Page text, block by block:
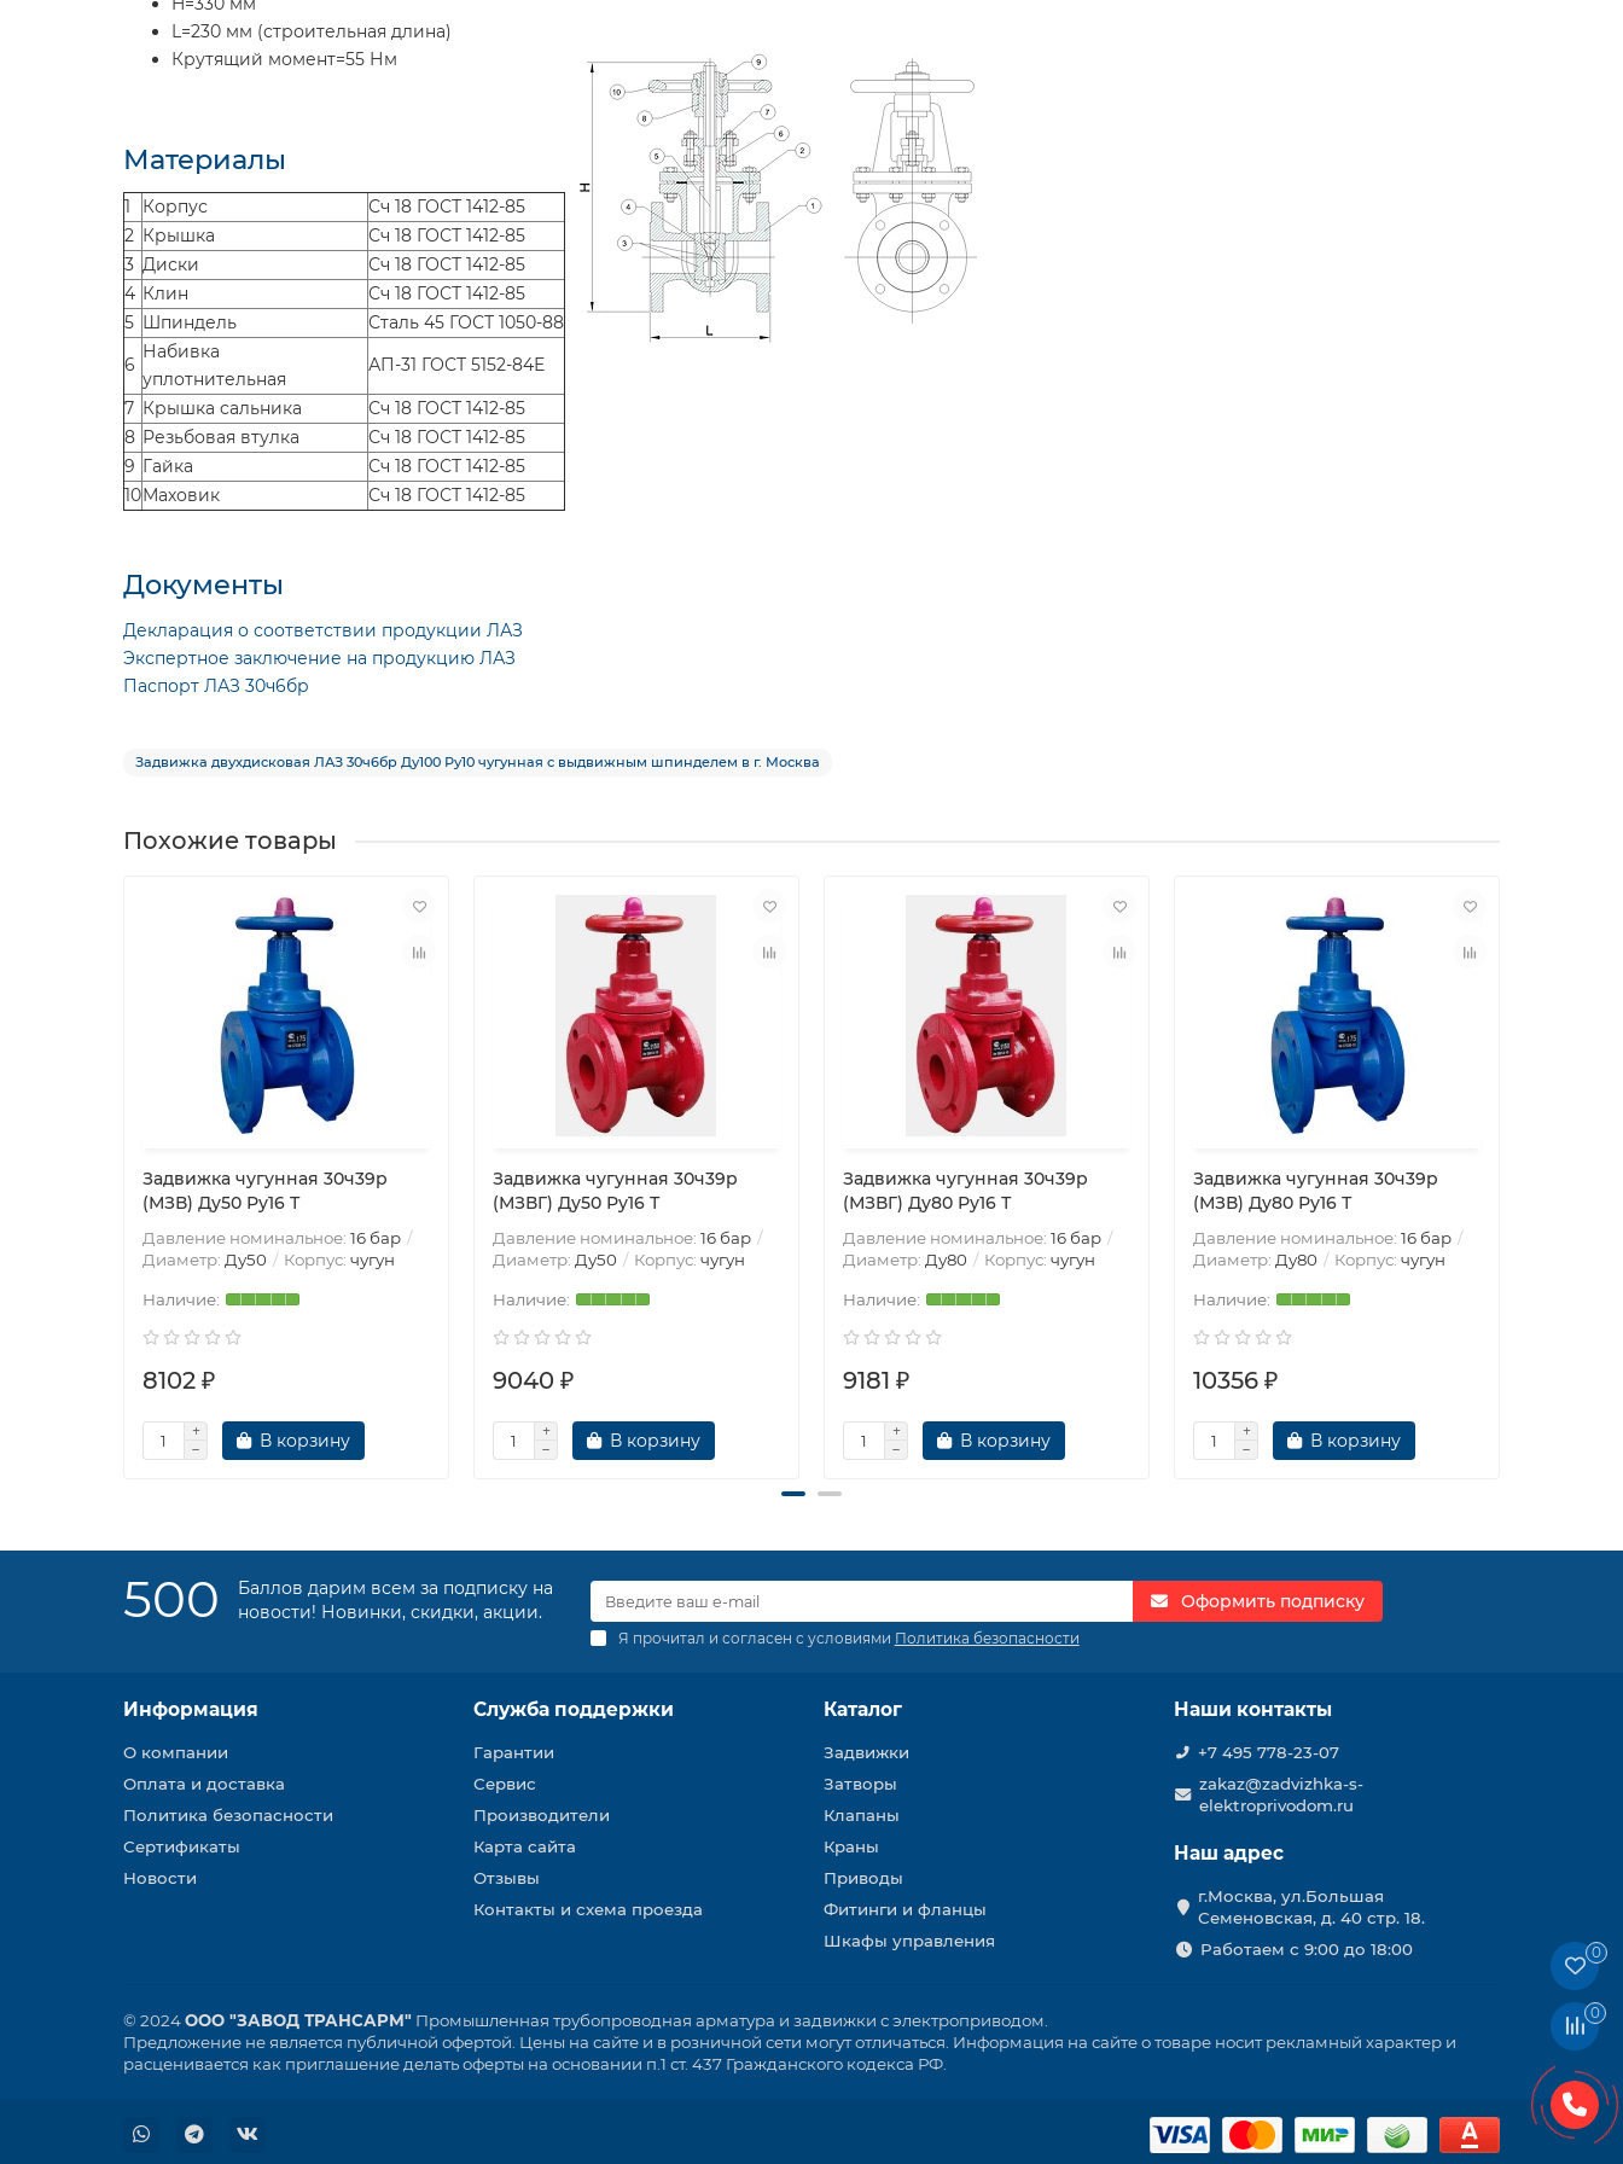
L=230 мм (строительная длина)
Крутящий момент=55 Нм
Материалы
1 Корпус
Сч 18 ГОСТ 1412-85
2 Крышка
Сч 18 ГОСТ 1412-85
3 Диски
Сч 18 ГОСТ 1412-85
4 Клин
Сч 18 ГОСТ 1412-85
5 Шпиндель
Сталь 45 ГОСТ 1050-88
6
Набивка
уплотнительная
АП-31 ГОСТ 5152-84Е
7 Крышка сальника
Сч 18 ГОСТ 1412-85
8 Резьбовая втулка
Сч 18 ГОСТ 1412-85
9 Гайка
Сч 18 ГОСТ 1412-85
10Маховик Сч 18 ГОСТ 1412-85
Документы
Декларация о соответствии продукции ЛАЗ
Экспертное заключение на продукцию ЛАЗ
Паспорт ЛАЗ 30ч6бр
Задвижка двухдисковая ЛАЗ 30ч6бр Ду100 Ру10 чугунная с выдвижным шпинделем в г. Москва
Похожие товары
Задвижка чугунная 30ч39р
(МЗВ) Ду50 Ру16 Т
Давление номинальное: 16 бар
Диаметр: Ду50 Корпус: чугун
8102 ₽
В корзину
Задвижка чугунная 30ч39р
(МЗВГ) Ду50 Ру16 Т
Давление номинальное: 16 бар
Диаметр: Ду50 Корпус: чугун
9040 ₽
В корзину
Задвижка чугунная 30ч39р
(МЗВГ) Ду80 Ру16 Т
Давление номинальное: 16 бар
Диаметр: Ду80 Корпус: чугун
9181 ₽
В корзину
Задвижка чугунная 30ч39р
(МЗВ) Ду80 Ру16 Т
Давление номинальное: 16 бар
Диаметр: Ду80 Корпус: чугун
10356 ₽
В корзину
500
Баллов дарим всем за подписку на
новости! Новинки, скидки, акции.
Оформить подписку
Я прочитал и согласен с условиями Политика безопасности
Информация
О компании
Оплата и доставка
Политика безопасности
Сертификаты
Новости
Служба поддержки
Гарантии
Сервис
Производители
Карта сайта
Отзывы
Контакты и схема проезда
Каталог
Задвижки
Затворы
Клапаны
Краны
Приводы
Фитинги и фланцы
Шкафы управления
Наши контакты
+7 495 778-23-07
zakaz@zadvizhka-s-
elektroprivodom.ru
Наш адрес
г.Москва, ул.Большая
Семеновская, д. 40 стр. 18.
Работаем с 9:00 до 18:00
© 2024ООО "ЗАВОД ТРАНСАРМ" Промышленная трубопроводная арматура и задвижки с электроприводом.
Предложение не является публичной офертой. Цены на сайте и в розничной сети могут отличаться. Информация на сайте о товаре носит рекламный характер и
расценивается как приглашение делать оферты на основании п.1 ст. 437 Гражданского кодекса РФ.
0
0